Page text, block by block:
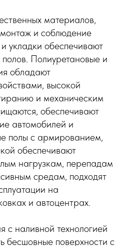
материалов,
и соблюдение
укладки обеспечивают
Полиуретановые и
обладают
высокой
и механическим
обеспечивают
автомобилей и
полы с армированием,
обеспечивают
нагрузкам, перепадам
средам, подходят
на
и автоцентрах.
с наливной технологией
бесшовные поверхности с